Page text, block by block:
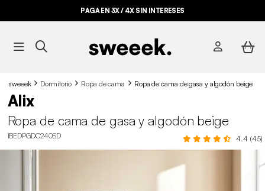
PAGA EN 3X / 4X SIN INTERESES
sweeek Dormitorio Ropa de cama Ropa de cama de gasa y algodón beige
Alix
Ropa de cama de gasa y algodón beige
IBEDPGDC240SD 4.4 (45)